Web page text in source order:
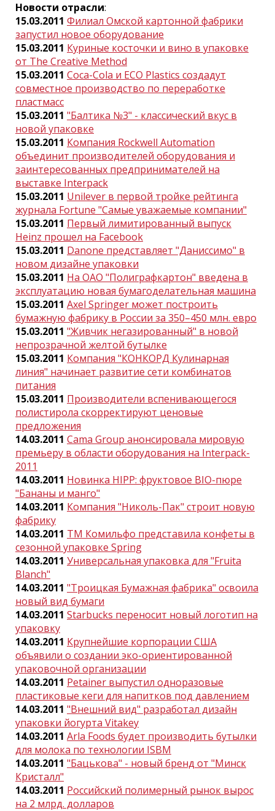
Новости отрасли:
15.03.2011 Филиал Омской картонной фабрики
запустил новое оборудование
15.03.2011 Куриные косточки и вино в упаковке
от The Creative Method
15.03.2011 Coca-Cola и ECO Plastics создадут
совместное производство по переработке
пластмасс
15.03.2011 "Балтика №3" - классический вкус в
новой упаковке
15.03.2011 Компания Rockwell Automation
объединит производителей оборудования и
заинтересованных предпринимателей на
выставке Interpack
15.03.2011 Unilever в первой тройке рейтинга
журнала Fortune "Самые уважаемые компании"
15.03.2011 Первый лимитированный выпуск
Heinz прошел на Facebook
15.03.2011 Danone представляет "Даниссимо" в
новом дизайне упаковки
15.03.2011 На ОАО "Полиграфкартон" введена в
эксплуатацию новая бумагоделательная машина
15.03.2011 Axel Springer может построить
бумажную фабрику в России за 350–450 млн. евро
15.03.2011 "Живчик негазированный" в новой
непрозрачной желтой бутылке
15.03.2011 Компания "КОНКОРД Кулинарная
линия" начинает развитие сети комбинатов
питания
15.03.2011 Производители вспенивающегося
полистирола скорректируют ценовые
предложения
14.03.2011 Cama Group анонсировала мировую
премьеру в области оборудования на Interpack-
2011
14.03.2011 Новинка HIPP: фруктовое BIO-пюре
"Бананы и манго"
14.03.2011 Компания "Николь-Пак" строит новую
фабрику
14.03.2011 ТМ Комильфо представила конфеты в
сезонной упаковке Spring
14.03.2011 Универсальная упаковка для "Fruita
Blanch"
14.03.2011 "Троицкая Бумажная фабрика" освоила
новый вид бумаги
14.03.2011 Starbucks переносит новый логотип на
упаковку
14.03.2011 Крупнейшие корпорации США
объявили о создании эко-ориентированной
упаковочной организации
14.03.2011 Petainer выпустил одноразовые
пластиковые кеги для напитков под давлением
14.03.2011 "Внешний вид" разработал дизайн
упаковки йогурта Vitakey
14.03.2011 Arla Foods будет производить бутылки
для молока по технологии ISBM
14.03.2011 "Бацькова" - новый бренд от "Минск
Кристалл"
14.03.2011 Российский полимерный рынок вырос
на 2 млрд. долларов